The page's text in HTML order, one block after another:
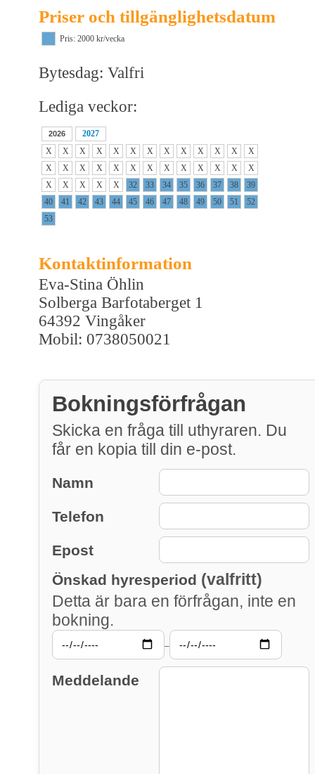
Priser och tillgänglighetsdatum
Pris: 2000 kr/vecka
Bytesdag: Valfri
Lediga veckor:
2026
2027
X
X X X X X X X X X X X
X
X
X X X X X X X X X X X
X
X
X X X X 32 33 34 35 36 37 38
39
40
41 42 43 44 45 46 47 48 49 50 51
52
53
Kontaktinformation
Eva-Stina Öhlin
Solberga Barfotaberget 1
64392 Vingåker
Mobil: 0738050021
Bokningsförfrågan
Skicka en fråga till uthyraren. Du
får en kopia till din e-post.
Namn
Telefon
Epost
Önskad hyresperiod (valfritt)
Detta är bara en förfrågan, inte en
bokning.
–
Meddelande